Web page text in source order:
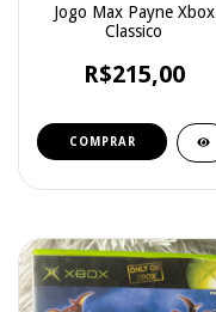
Jogo Max Payne Xbox
Classico
R$215,00